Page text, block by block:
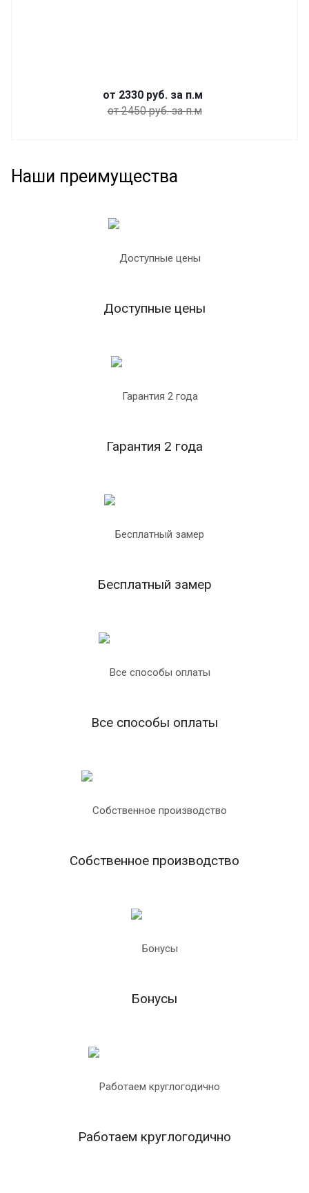
от 2330 руб. за п.м
от 2450 руб. за п.м
Наши преимущества
Доступные цены
Гарантия 2 года
Бесплатный замер
Все способы оплаты
Собственное производство
Бонусы
Работаем круглогодично